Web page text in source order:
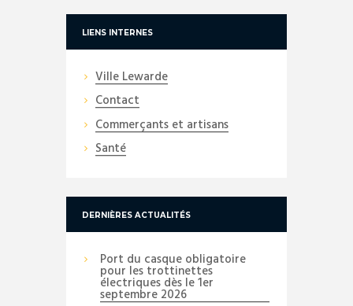
LIENS INTERNES
Ville Lewarde
Contact
Commerçants et artisans
Santé
DERNIÈRES ACTUALITÉS
Port du casque obligatoire
pour les trottinettes
électriques dès le 1er
septembre 2026